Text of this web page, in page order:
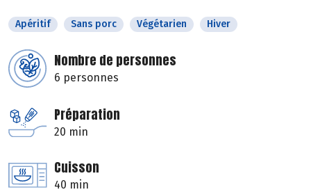
Apéritif Sans porc Végétarien Hiver
Nombre de personnes
6 personnes
Préparation
20 min
Cuisson
40 min